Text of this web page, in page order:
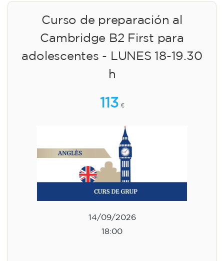
Curso de preparación al
Cambridge B2 First para
adolescentes - LUNES 18-19.30
h
113 €
14/09/2026
18:00